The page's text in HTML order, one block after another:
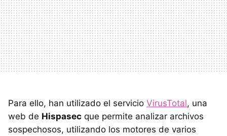
Para ello, han utilizado el servicio VirusTotal, una
web de Hispasec que permite analizar archivos
sospechosos, utilizando los motores de varios